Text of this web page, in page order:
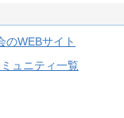
のWEBサイト
ュニティ一覧